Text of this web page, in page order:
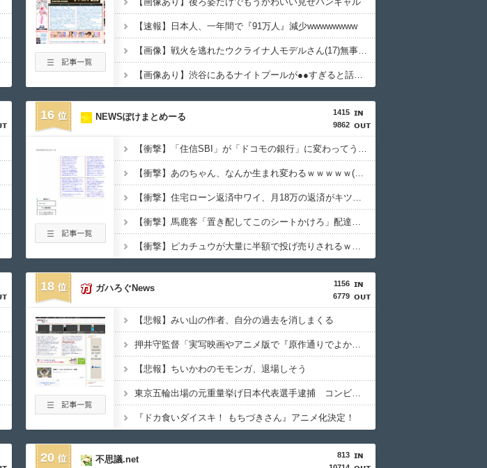
【速報】日本人、一年間で『91万人』減少wwwwwwww
【画像】戦火を逃れたウクライナ人モデルさん(17)無事グラドルデビューｗ
【画像あり】渋谷にあるナイトプールが●●すぎると話題に
16
1415
9862
NEWSぽけまとめーる
【衝撃】「住信SBI」が「ドコモの銀行」に変わってうんざりしてるやつｗｗｗｗｗ
【衝撃】あのちゃん、なんか生まれ変わるｗｗｗｗｗ(※画像あり)
【衝撃】住宅ローン返済中ワイ、月18万の返済がキツすぎるｗｗｗｗｗ
【衝撃】馬鹿客「置き配してこのシートかけろ」配達員「????」→結果ｗｗｗｗｗ(※画像あり)
【衝撃】ピカチュウが大量に半額で投げ売りされるｗｗｗｗｗ(※画像あり)
18
1156
6779
ガハろぐNews
【悲報】みい山の作者、自分の過去を消しまくる
押井守監督「実写映画やアニメ版で『原作通りでよかった』なんて感想は原作の成功体験を追体験したいだけ」
【悲報】ちいかわのモモンガ、退場しそう
東京五輪出場の元重量挙げ日本代表選手逮捕 コンビニで卵2パックとしょうゆ1本(835円相当)万引きし店長をケガさせたか
『ドカ食いダイスキ！ もちづきさん』アニメ化決定！
20
813
不思議.net